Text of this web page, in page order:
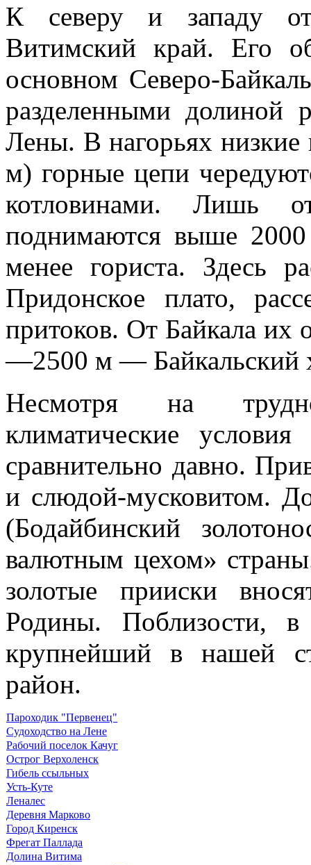
К северу и западу
Витимский край. Его
основном Северо-
разде­ленными долиной
Лены. В нагорьях
м) горные цепи
котловинами. Лишь
поднимаются выше 2000
менее гориста. Здесь
При­донское плато,
притоков. От Байкала их
—2500 м — Байкаль­ский
Несмотря на
климатические
сравнительно давно.
и слю­дой-мусковитом.
(Бодайбинский
валютным цехом»
золотые прииски
Родины. Поблизости,
крупнейший в нашей
район.
Пароходик "Первенец"
Судоходство на Лене
Рабочий поселок Качуг
Острог Верхоленск
Гибель ссыльных
Усть-Куте
Леналес
Деревня Марково
Город Киренск
Фрегат Паллада
Долина Витима